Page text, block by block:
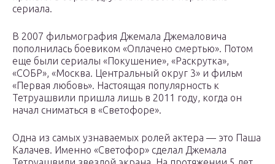
сериала.
В 2007 фильмография Джемала Джемаловича
пополнилась боевиком «Оплачено смертью». Потом
еще были сериалы «Покушение», «Раскрутка»,
«СОБР», «Москва. Центральный округ 3» и фильм
«Первая любовь». Настоящая популярность к
Тетруашвили пришла лишь в 2011 году, когда он
начал сниматься в «Светофоре».
Одна из самых узнаваемых ролей актера — это Паша
Калачев. Именно «Светофор» сделал Джемала